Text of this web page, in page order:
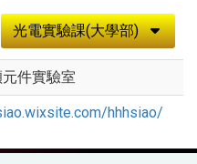
光電實驗課(大學部)
件實驗室
hhhsiao/